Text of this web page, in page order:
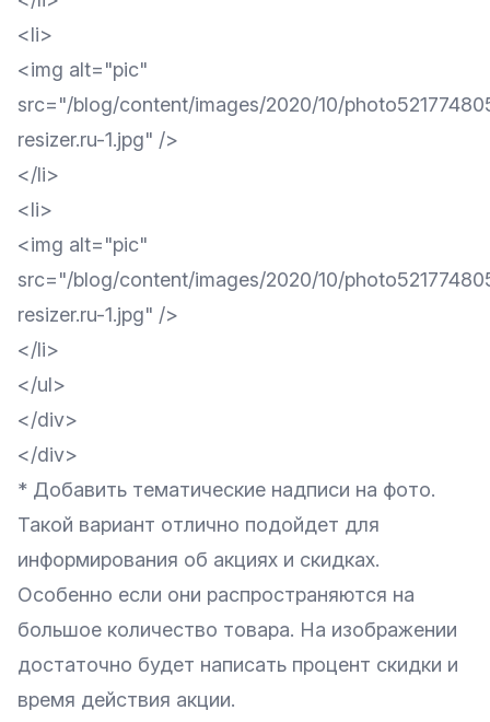
<li>
<img alt="pic"
src="/blog/content/images/2020/10/
resizer.ru-1.jpg" />
</li>
<li>
<img alt="pic"
src="/blog/content/images/2020/10/
resizer.ru-1.jpg" />
</li>
</ul>
</div>
</div>
* Добавить тематические надписи на фото.
Такой вариант отлично подойдет для
информирования об акциях и скидках.
Особенно если они распространяются на
большое количество товара. На изображении
достаточно будет написать процент скидки и
время действия акции.